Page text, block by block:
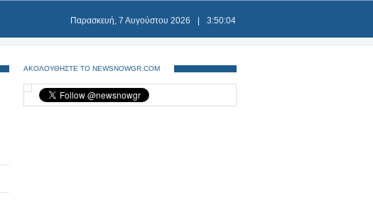
Παρασκευή, 7 Αυγούστου 2026 3:50:04
ΑΚΟΛΟΥΘΗΣΤΕ ΤΟ NEWSNOWGR.COM